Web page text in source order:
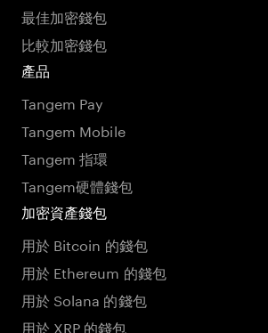
最佳加密錢包
比較加密錢包
產品
Tangem Pay
Tangem Mobile
Tangem 指環
Tangem硬體錢包
加密資產錢包
用於 Bitcoin 的錢包
用於 Ethereum 的錢包
用於 Solana 的錢包
用於 XRP 的錢包